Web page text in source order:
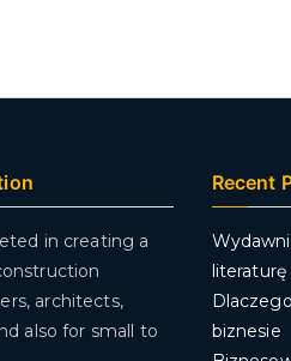
in creating a
architects,
also for small to
Recent
biznesie